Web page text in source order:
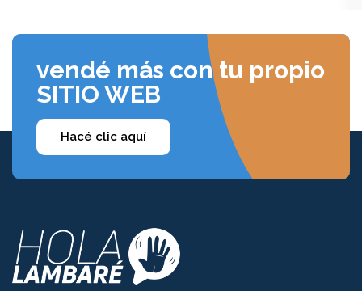
vendé más con tu propio
SITIO WEB
Hacé clic aquí